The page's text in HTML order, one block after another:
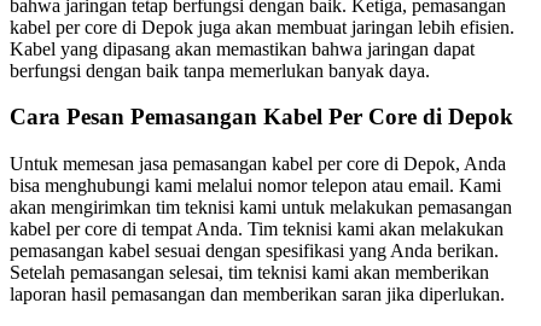
bahwa jaringan tetap berfungsi dengan baik. Ketiga, pemasangan
kabel per core di Depok juga akan membuat jaringan lebih efisien.
Kabel yang dipasang akan memastikan bahwa jaringan dapat
berfungsi dengan baik tanpa memerlukan banyak daya.
Cara Pesan Pemasangan Kabel Per Core di Depok
Untuk memesan jasa pemasangan kabel per core di Depok, Anda
bisa menghubungi kami melalui nomor telepon atau email. Kami
akan mengirimkan tim teknisi kami untuk melakukan pemasangan
kabel per core di tempat Anda. Tim teknisi kami akan melakukan
pemasangan kabel sesuai dengan spesifikasi yang Anda berikan.
Setelah pemasangan selesai, tim teknisi kami akan memberikan
laporan hasil pemasangan dan memberikan saran jika diperlukan.